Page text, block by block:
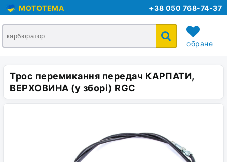
MOTOTEMA +38 050 768-74-37
обране
кошик
Трос перемикання передач КАРПАТИ,
ВЕРХОВИНА (у зборі) RGC